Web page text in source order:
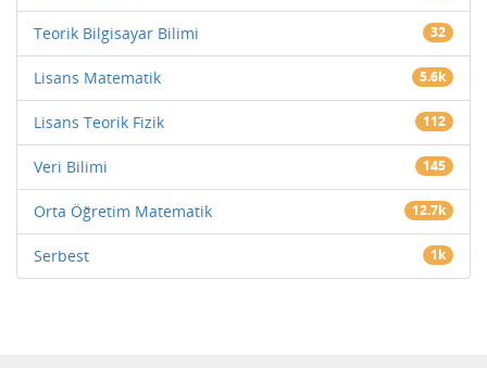
Teorik Bilgisayar Bilimi 32
Lisans Matematik 5.6k
Lisans Teorik Fizik 112
Veri Bilimi 145
Orta Öğretim Matematik 12.7k
Serbest 1k